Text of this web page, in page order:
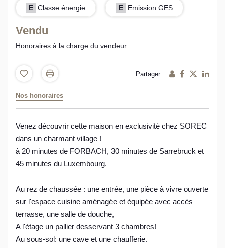
E Classe énergie E Emission GES
Vendu
Honoraires à la charge du vendeur
Partager :
Nos honoraires
Venez découvrir cette maison en exclusivité chez SOREC
dans un charmant village !
à 20 minutes de FORBACH, 30 minutes de Sarrebruck et
45 minutes du Luxembourg.
Au rez de chaussée : une entrée, une pièce à vivre ouverte
sur l'espace cuisine aménagée et équipée avec accès
terrasse, une salle de douche,
A l'étage un pallier desservant 3 chambres!
Au sous-sol: une cave et une chaufferie.